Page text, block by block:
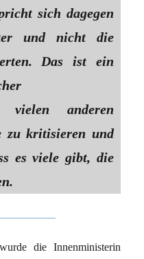
sich dagegen
und nicht die
Das ist ein
vielen anderen
zu kritisieren und
es viele gibt, die
die Innenministerin